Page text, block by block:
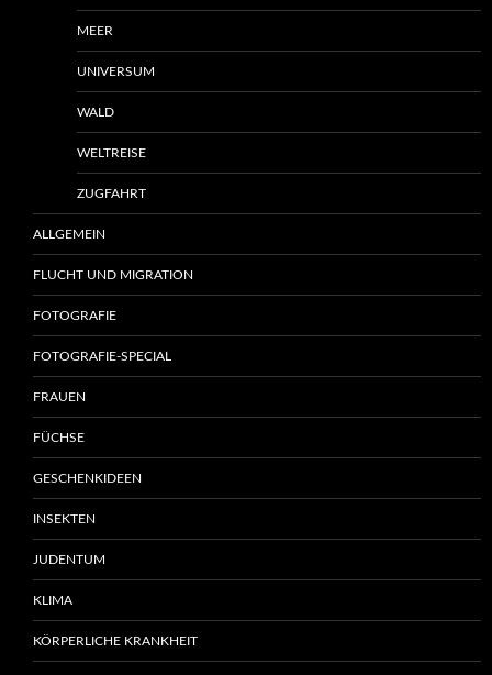
MEER
UNIVERSUM
WALD
WELTREISE
ZUGFAHRT
ALLGEMEIN
FLUCHT UND MIGRATION
FOTOGRAFIE
FOTOGRAFIE-SPECIAL
FRAUEN
FÜCHSE
GESCHENKIDEEN
INSEKTEN
JUDENTUM
KLIMA
KÖRPERLICHE KRANKHEIT